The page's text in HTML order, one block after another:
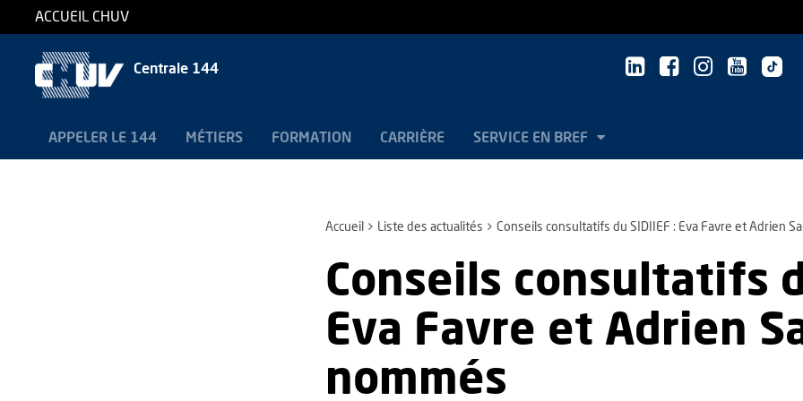
ACCUEIL CHUV
Centrale 144
APPELER LE 144 MÉTIERS FORMATION CARRIÈRE SERVICE EN BREF
Accueil Liste des actualités Conseils consultatifs du SIDIIEF : Eva Favre et Adrien
Conseils consultatifs
Eva Favre et Adrien
nommés